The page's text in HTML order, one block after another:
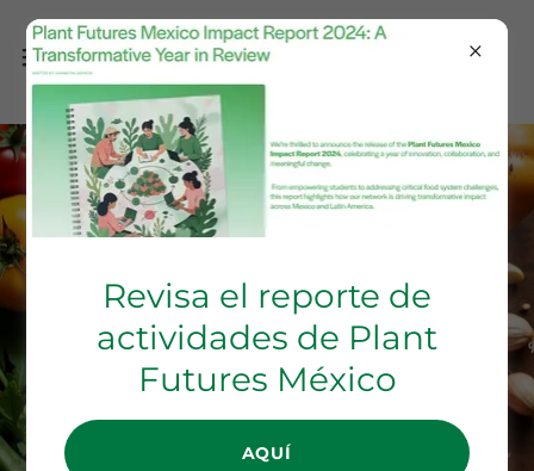
Revisa el reporte de
actividades de Plant
Futures México
AQUÍ